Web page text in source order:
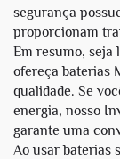
segurança
proporcionam
Em resumo, seja
ofereça baterias
qualidade. Se
energia, nosso
garante uma
Ao usar baterias